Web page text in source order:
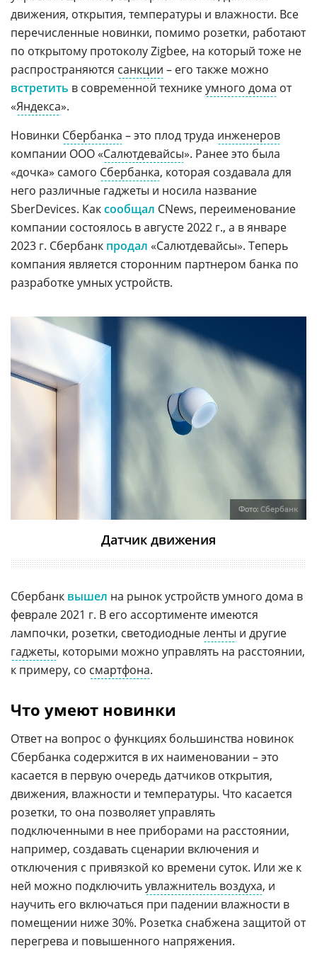
движения, открытия, температуры и влажности. Все
перечисленные новинки, помимо розетки, работают
по открытому протоколу Zigbee, на который тоже не
распространяются санкции – его также можно
встретить в современной техникеумного дома от
«Яндекса».
Новинки Сбербанка – это плод труда инженеров
компании ООО «Салютдевайсы». Ранее это была
«дочка» самого Сбербанка, которая создавала для
него различные гаджеты и носила название
SberDevices. Каксообщал CNews, переименование
компании состоялось в августе 2022 г., а в январе
2023 г. Сбербанк продал «Салютдевайсы». Теперь
компания является сторонним партнером банка по
разработке умных устройств.
Фото: Сбербанк
Датчик движения
Сбербанк вышел на рынок устройств умного дома в
феврале 2021 г. В его ассортименте имеются
лампочки, розетки, светодиодныеленты и другие
гаджеты, которыми можно управлять на расстоянии,
к примеру, со смартфона.
Что умеют новинки
Ответ на вопрос о функциях большинства новинок
Сбербанка содержится в их наименовании – это
касается в первую очередь датчиков открытия,
движения, влажности и температуры. Что касается
розетки, то она позволяет управлять
подключенными в нее приборами на расстоянии,
например, создавать сценарии включения и
отключения с привязкой ко времени суток. Или же к
ней можно подключитьувлажнитель воздуха, и
научить его включаться при падении влажности в
помещении ниже 30%. Розетка снабжена защитой от
перегрева и повышенного напряжения.